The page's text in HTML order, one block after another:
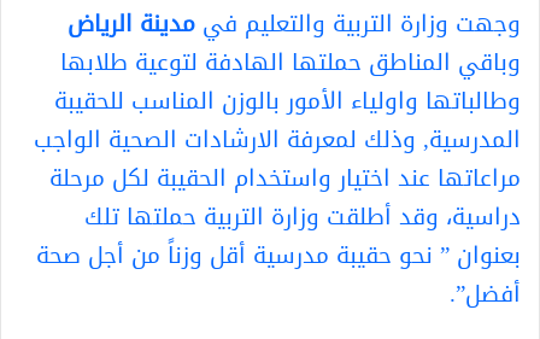
وجهت وزارة التربية والتعليم فيمدينة الرياض
وباقي المناطق حملتها الهادفة لتوعية طلابها
وطالباتها واولياء الأمور بالوزن المناسب للحقيبة
المدرسية, وذلك لمعرفة الارشادات الصحية الواجب
مراعاتها عند اختيار واستخدام الحقيبة لكل مرحلة
دراسية، وقد أطلقت وزارة التربية حملتها تلك
بعنوان ” نحو حقيبة مدرسية أقل وزناً من أجل صحة
أفضل”.